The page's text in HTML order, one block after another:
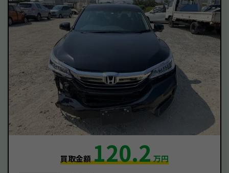
買取金額120.2万円